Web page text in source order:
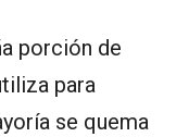
porción de
para
se quema